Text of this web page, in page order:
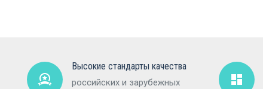
Высокие стандарты качества
российских и зарубежных